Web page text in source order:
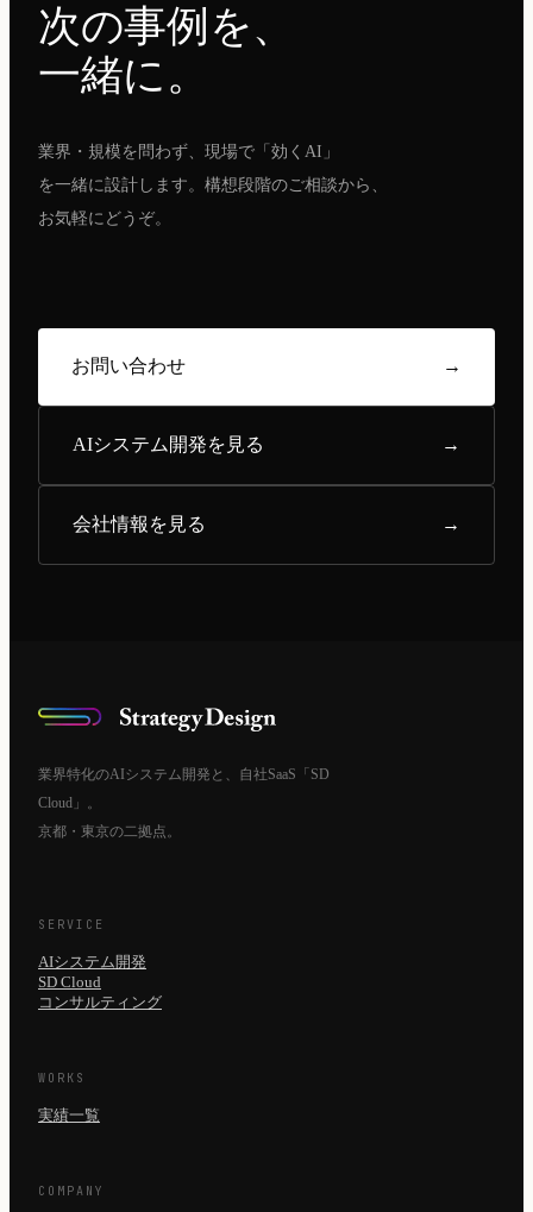
次の事例を、
一緒に。
業界・規模を問わず、現場で「効くAI」
を一緒に設計します。構想段階のご相談から、
お気軽にどうぞ。
お問い合わせ →
AIシステム開発を見る →
会社情報を見る →
業界特化のAIシステム開発と、自社SaaS「SD
Cloud」。
京都・東京の二拠点。
SERVICE
AIシステム開発
SD Cloud
コンサルティング
WORKS
実績一覧
COMPANY